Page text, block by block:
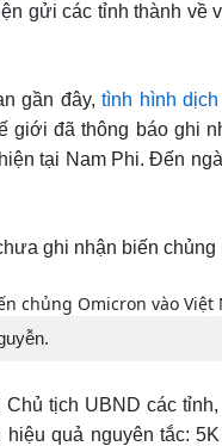
gửi các tỉnh thành
gần đây,tình hình
giới đã thông báo ghi
tại Nam Phi. Đến
ghi nhận biến
tịch UBND các
quả nguyên tắc: